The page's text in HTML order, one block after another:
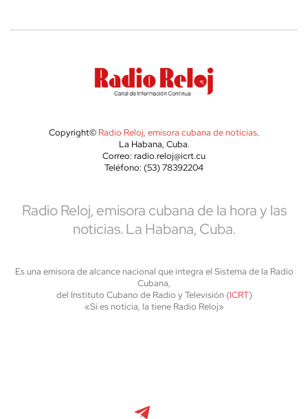
Copyright© Radio Reloj, emisora cubana de noticias.
La Habana, Cuba.
Correo: radio.reloj@icrt.cu
Teléfono: (53) 78392204
Radio Reloj, emisora cubana de la hora y las
noticias. La Habana, Cuba.
Es una emisora de alcance nacional que integra el Sistema de la Radio
Cubana,
del Instituto Cubano de Radio y Televisión (ICRT)
«Si es noticia, la tiene Radio Reloj»